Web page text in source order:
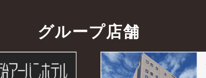
グループ店舗